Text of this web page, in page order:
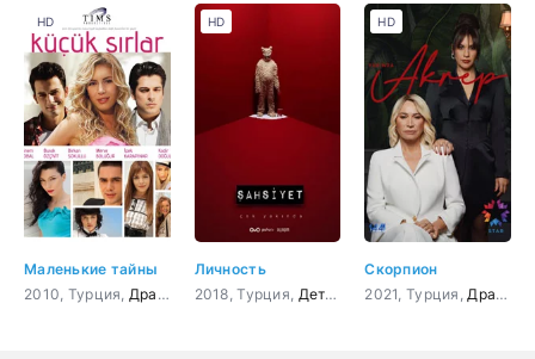
Маленькие тайны
2010, Турция, Драма
HD
Личность
2018, Турция, Детектив ,Драма ,Криминал
HD
Скорпион
2021, Турция, Драма
HD